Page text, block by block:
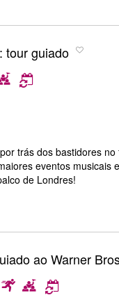
tour guiado
trás dos bastidores
eventos musicais
de Londres!
ao Warner